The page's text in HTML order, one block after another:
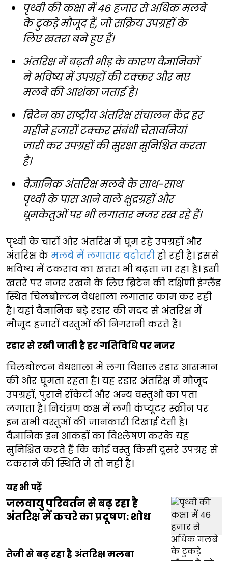
पृथ्वी की कक्षा में 46 हजार से अधिक मलबे
के टुकड़े मौजूद हैं, जो सक्रिय उपग्रहों के
लिए खतरा बने हुए हैं।
अंतरिक्ष में बढ़ती भीड़ के कारण वैज्ञानिकों
ने भविष्य में उपग्रहों की टक्कर और नए
मलबे की आशंका जताई है।
ब्रिटेन का राष्ट्रीय अंतरिक्ष संचालन केंद्र हर
महीने हजारों टक्कर संबंधी चेतावनियां
जारी कर उपग्रहों की सुरक्षा सुनिश्चित करता
है।
वैज्ञानिक अंतरिक्ष मलबे के साथ-साथ
पृथ्वी के पास आने वाले क्षुद्रग्रहों और
धूमकेतुओं पर भी लगातार नजर रख रहे हैं।
पृथ्वी के चारों ओर अंतरिक्ष में घूम रहे उपग्रहों और
अंतरिक्ष के मलबे में लगातार बढ़ोतरी हो रही है। इससे
भविष्य में टकराव का खतरा भी बढ़ता जा रहा है। इसी
खतरे पर नजर रखने के लिए ब्रिटेन की दक्षिणी इंग्लैंड
स्थित चिलबोल्टन वेधशाला लगातार काम कर रही
है। यहां वैज्ञानिक बड़े रडार की मदद से अंतरिक्ष में
मौजूद हजारों वस्तुओं की निगरानी करते हैं।
रडार से रखी जाती है हर गतिविधि पर नजर
चिलबोल्टन वेधशाला में लगा विशाल रडार आसमान
की ओर घूमता रहता है। यह रडार अंतरिक्ष में मौजूद
उपग्रहों, पुराने रॉकेटों और अन्य वस्तुओं का पता
लगाता है। नियंत्रण कक्ष में लगी कंप्यूटर स्क्रीन पर
इन सभी वस्तुओं की जानकारी दिखाई देती है।
वैज्ञानिक इन आंकड़ों का विश्लेषण करके यह
सुनिश्चित करते हैं कि कोई वस्तु किसी दूसरे उपग्रह से
टकराने की स्थिति में तो नहीं है।
यह भी पढ़ें
जलवायु परिवर्तन से बढ़ रहा है
अंतरिक्ष में कचरे का प्रदूषण: शोध
तेजी से बढ़ रहा है अंतरिक्ष मलबा